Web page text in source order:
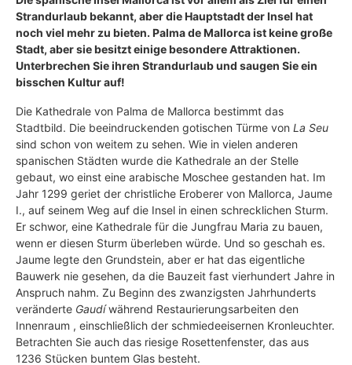
Strandurlaub bekannt, aber die Hauptstadt der Insel hat
noch viel mehr zu bieten. Palma de Mallorca ist keine große
Stadt, aber sie besitzt einige besondere Attraktionen.
Unterbrechen Sie ihren Strandurlaub und saugen Sie ein
bisschen Kultur auf!
Die Kathedrale von Palma de Mallorca bestimmt das
Stadtbild. Die beeindruckenden gotischen Türme von La Seu
sind schon von weitem zu sehen. Wie in vielen anderen
spanischen Städten wurde die Kathedrale an der Stelle
gebaut, wo einst eine arabische Moschee gestanden hat. Im
Jahr 1299 geriet der christliche Eroberer von Mallorca, Jaume
I., auf seinem Weg auf die Insel in einen schrecklichen Sturm.
Er schwor, eine Kathedrale für die Jungfrau Maria zu bauen,
wenn er diesen Sturm überleben würde. Und so geschah es.
Jaume legte den Grundstein, aber er hat das eigentliche
Bauwerk nie gesehen, da die Bauzeit fast vierhundert Jahre in
Anspruch nahm. Zu Beginn des zwanzigsten Jahrhunderts
veränderte Gaudíwährend Restaurierungsarbeiten den
Innenraum , einschließlich der schmiedeeisernen Kronleuchter.
Betrachten Sie auch das riesige Rosettenfenster, das aus
1236 Stücken buntem Glas besteht.